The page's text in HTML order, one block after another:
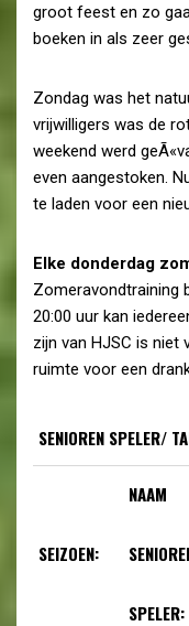
groot feest en zo
boeken in als zeer
Zondag was het
vrijwilligers was de
weekend werd
even aangestoken.
te laden voor een
Elke donderdag
Zomeravondtraining
20:00 uur kan
zijn van HJSC is niet
ruimte voor een
SENIOREN SPELER/
SEIZOEN:
NAAM
SPELER: